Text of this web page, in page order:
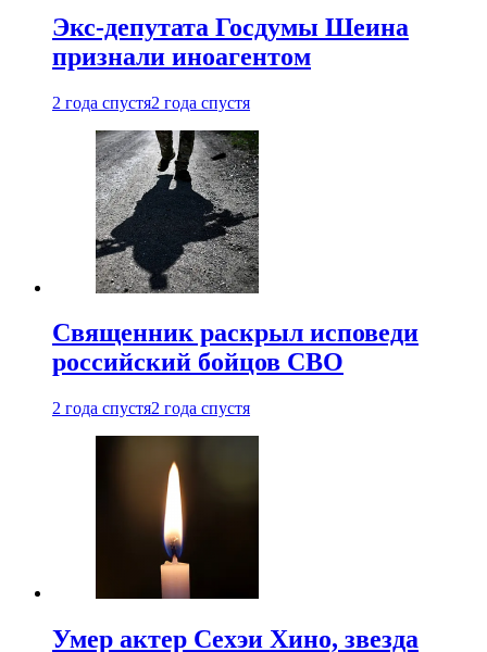
Экс-депутата Госдумы Шеина
признали иноагентом
2 года спустя2 года спустя
Священник раскрыл исповеди
российский бойцов СВО
2 года спустя2 года спустя
Умер актер Сехэи Хино, звезда